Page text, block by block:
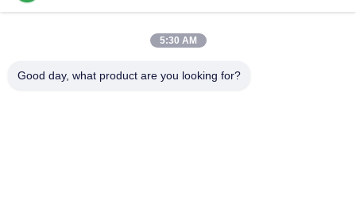
5:30 AM
Good day, what product are you looking for?